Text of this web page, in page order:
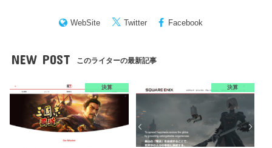
WebSite Twitter Facebook
NEW POST このライターの最新記事
決算 決算